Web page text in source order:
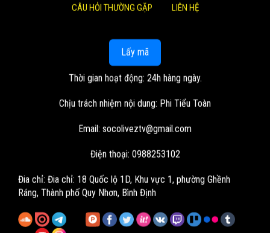
CÂU HỎI THƯỜNG GẶP LIÊN HỆ
Lấy mã
Thời gian hoạt động: 24h hàng ngày.
Chịu trách nhiệm nội dung: Phi Tiểu Toàn
Email: socoliveztv@gmail.com
Điện thoại: 0988253102
Đia chỉ: Đia chỉ: 18 Quốc lộ 1D, Khu vực 1, phường Ghềnh
Ráng, Thành phố Quy Nhơn, Bình Định